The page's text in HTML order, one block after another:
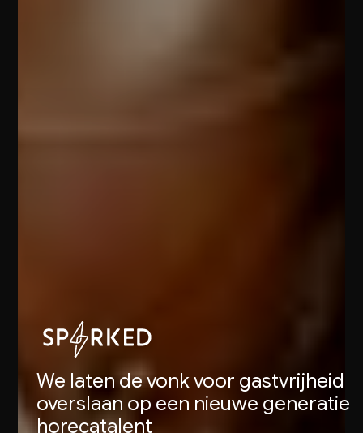
We laten de vonk voor gastvrijheid
overslaan op een nieuwe generatie
horecatalent